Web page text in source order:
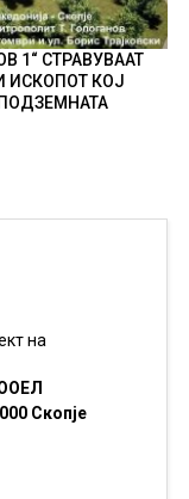
1“ СТРАВУВААТ
ИСКОПОТ КОЈ
на
Скопје